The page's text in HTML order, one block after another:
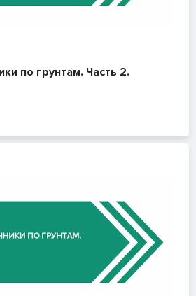
Книги и справочники по грунтам. Часть 2.